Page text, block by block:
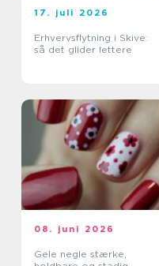
17. juli 2026
Erhvervsflytning i Skive:
så det glider lettere
08. juni 2026
Gele negle stærke,